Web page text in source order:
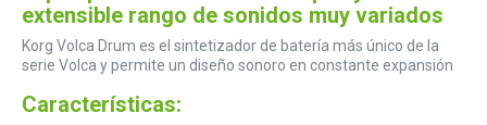
extensible rango de sonidos muy variados
Korg Volca Drum es el sintetizador de batería más único de la
serie Volca y permite un diseño sonoro en constante expansión
Características: